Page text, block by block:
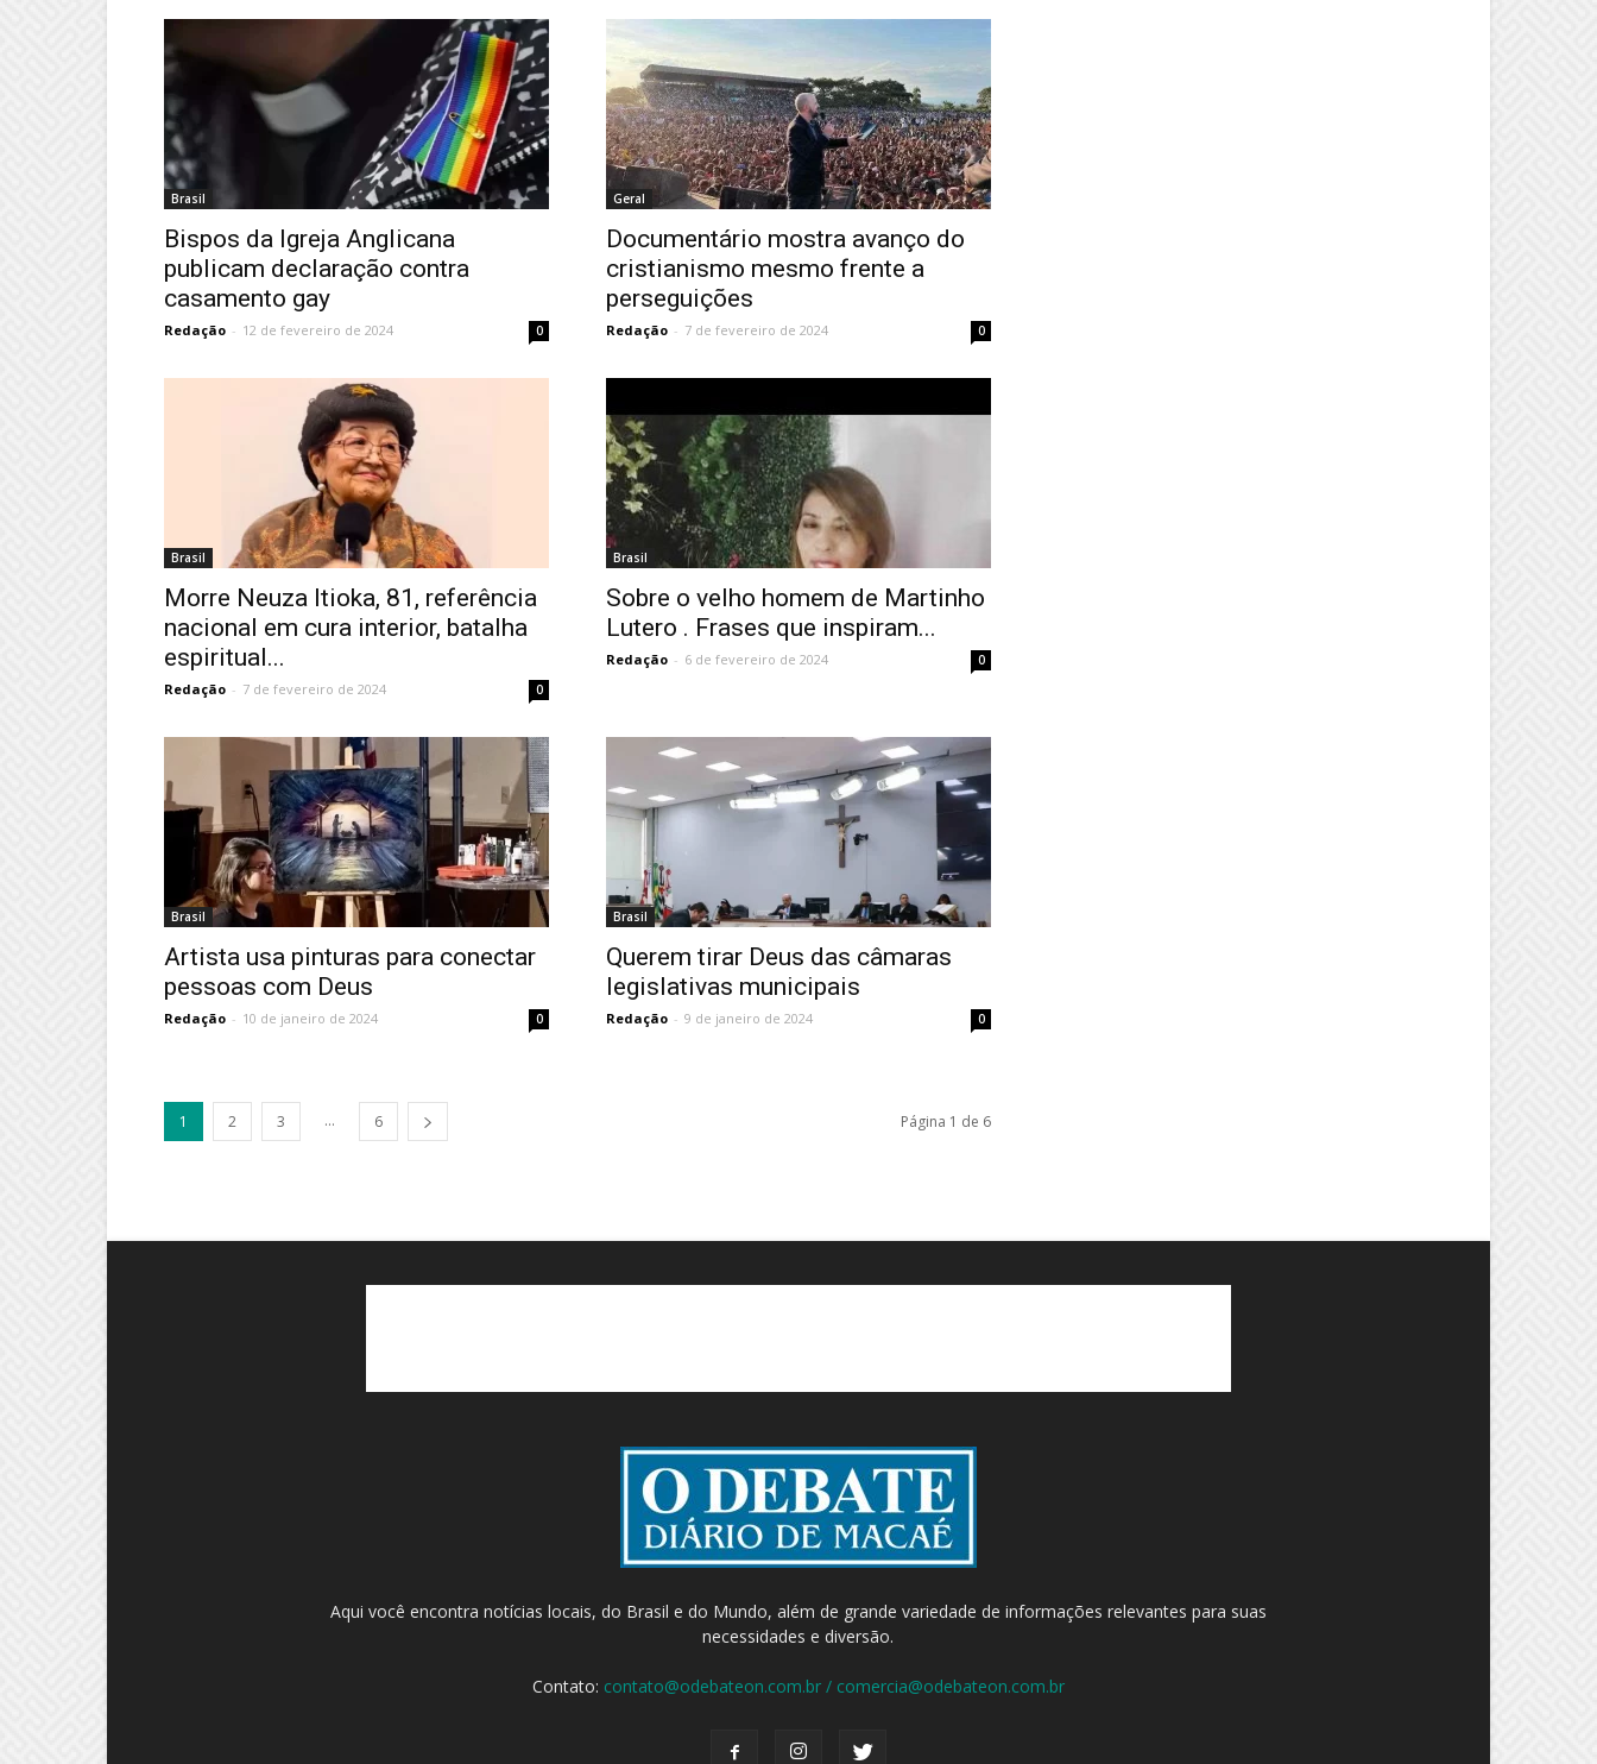
Brasil
Bispos da Igreja Anglicana
publicam declaração contra
casamento gay
Redação - 12 de fevereiro de 2024 0
Geral
Documentário mostra avanço do
cristianismo mesmo frente a
perseguições
Redação - 7 de fevereiro de 2024 0
Brasil
Morre Neuza Itioka, 81, referência
nacional em cura interior, batalha
espiritual...
Redação - 7 de fevereiro de 2024 0
Brasil
Sobre o velho homem de Martinho
Lutero . Frases que inspiram...
Redação - 6 de fevereiro de 2024 0
Brasil
Artista usa pinturas para conectar
pessoas com Deus
Redação - 10 de janeiro de 2024 0
Brasil
Querem tirar Deus das câmaras
legislativas municipais
Redação - 9 de janeiro de 2024 0
1 2 3 ... 6 Página 1 de 6
Aqui você encontra notícias locais, do Brasil e do Mundo, além de grande variedade de informações relevantes para suas
necessidades e diversão.
Contato: contato@odebateon.com.br / comercia@odebateon.com.br